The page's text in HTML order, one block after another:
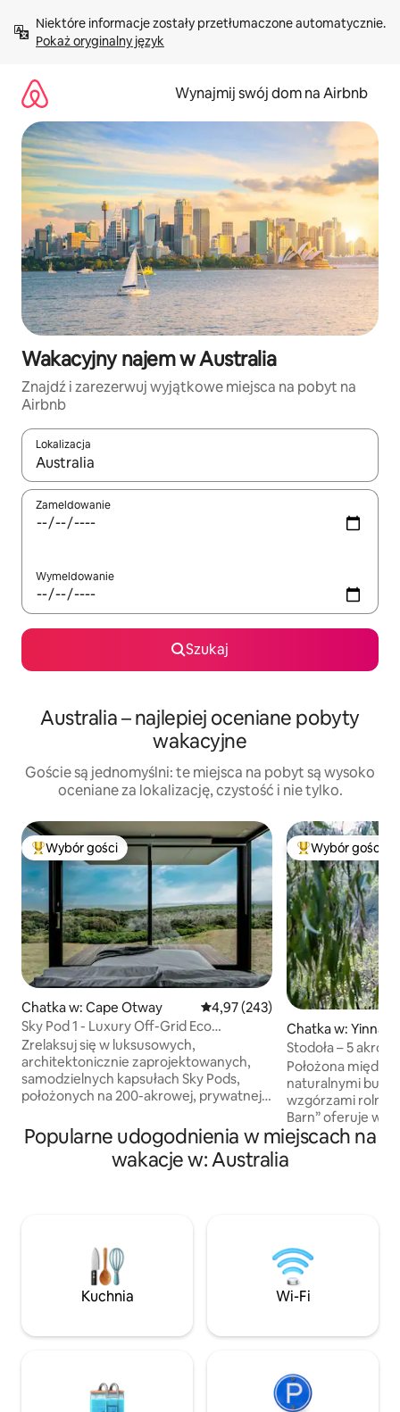
treści Pokaż oryginalny język
Wynajmij swój dom na Airbnb
Wakacyjny najem w Australia
Znajdź i zarezerwuj wyjątkowe miejsca na pobyt na
Airbnb
Lokalizacja
Gdy wyniki będą dostępne, możesz poruszać się po nich za
Zameldowanie
Wymeldowanie
Szukaj
Australia – najlepiej oceniane pobyty
wakacyjne
Goście są jednomyślni: te miejsca na pobyt są wysoko
oceniane za lokalizację, czystość i nie tylko.
Najpopularniejsze z kategorii Wybór gości
Wybór gości
Chatka w: Cape Otway Średnia ocena: 4,97 na 5, liczba
4,97 (243)
Sky Pod 1 - Luxury Off-Grid Eco
Accommodation
Zrelaksuj się w luksusowych,
architektonicznie zaprojektowanych,
samodzielnych kapsułach Sky Pods,
położonych na 200-akrowej, prywatnej
surowej krawędzi Cape Otway. Z tego
malowniczego miejsca rozciąga się
wspaniały widok na Ocean Południowy
prywatne, przestronne, przytulne
i w pełni wyposażone apartamenty,
które zapewniają komfort i wszystkie
nowoczesne udogodnienia. Wyłącznie
Wybór gości
Chatka w: Yinnar
Stodoła – 5
z widokami
Położona między
naturalnymi
wzgórzami
Barn” oferuje
z powrotem do
natury. Zrelaksuj
prywatnego lasu
walabii lub
w piecu
(w zależności od
parki narodowe
Victorii.
Popularne udogodnienia w miejscach na
wakacje w: Australia
Kuchnia Wi-Fi